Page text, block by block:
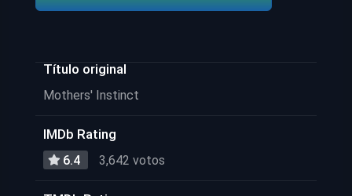
Título original
Mothers' Instinct
IMDb Rating
6.4 3,642 votos